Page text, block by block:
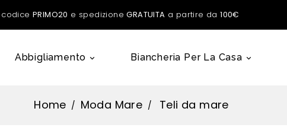
codicePRIMO20 e spedizioneGRATUITA a partire da100€

Abbigliamento 
Biancheria Per La Casa
Home Moda Mare Teli da mare